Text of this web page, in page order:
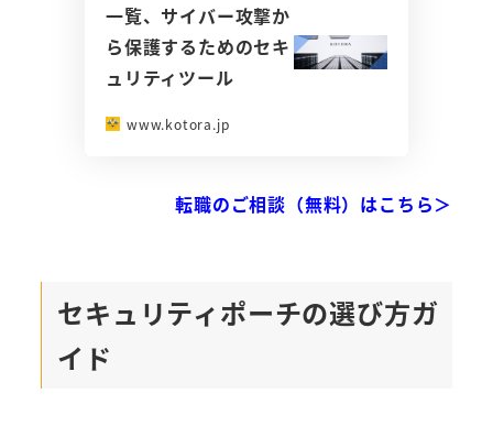
一覧、サイバー攻撃か
ら保護するためのセキ
ュリティツール
www.kotora.jp
転職のご相談（無料）はこちら＞
セキュリティポーチの選び方ガ
イド